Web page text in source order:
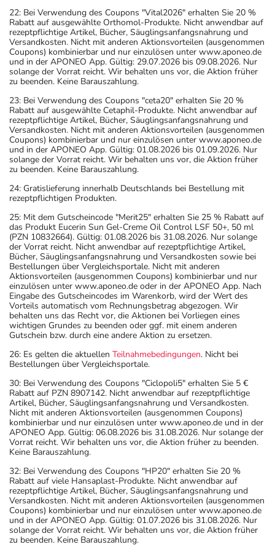
22: Bei Verwendung des Coupons "Vital2026" erhalten Sie 20 %
Rabatt auf ausgewählte Orthomol-Produkte. Nicht anwendbar auf
rezeptpflichtige Artikel, Bücher, Säuglingsanfangsnahrung und
Versandkosten. Nicht mit anderen Aktionsvorteilen (ausgenommen
Coupons) kombinierbar und nur einzulösen unter www.aponeo.de
und in der APONEO App. Gültig: 29.07.2026 bis 09.08.2026. Nur
solange der Vorrat reicht. Wir behalten uns vor, die Aktion früher
zu beenden. Keine Barauszahlung.
23: Bei Verwendung des Coupons "ceta20" erhalten Sie 20 %
Rabatt auf ausgewählte Cetaphil-Produkte. Nicht anwendbar auf
rezeptpflichtige Artikel, Bücher, Säuglingsanfangsnahrung und
Versandkosten. Nicht mit anderen Aktionsvorteilen (ausgenommen
Coupons) kombinierbar und nur einzulösen unter www.aponeo.de
und in der APONEO App. Gültig: 01.08.2026 bis 01.09.2026. Nur
solange der Vorrat reicht. Wir behalten uns vor, die Aktion früher
zu beenden. Keine Barauszahlung.
24: Gratislieferung innerhalb Deutschlands bei Bestellung mit
rezeptpflichtigen Produkten.
25: Mit dem Gutscheincode "Merit25" erhalten Sie 25 % Rabatt auf
das Produkt Eucerin Sun Gel-Creme Oil Control LSF 50+, 50 ml
(PZN 10832664). Gültig: 01.08.2026 bis 31.08.2026. Nur solange
der Vorrat reicht. Nicht anwendbar auf rezeptpflichtige Artikel,
Bücher, Säuglingsanfangsnahrung und Versandkosten sowie bei
Bestellungen über Vergleichsportale. Nicht mit anderen
Aktionsvorteilen (ausgenommen Coupons) kombinierbar und nur
einzulösen unter www.aponeo.de oder in der APONEO App. Nach
Eingabe des Gutscheincodes im Warenkorb, wird der Wert des
Vorteils automatisch vom Rechnungsbetrag abgezogen. Wir
behalten uns das Recht vor, die Aktionen bei Vorliegen eines
wichtigen Grundes zu beenden oder ggf. mit einem anderen
Gutschein bzw. durch eine andere Aktion zu ersetzen.
26: Es gelten die aktuellen Teilnahmebedingungen. Nicht bei
Bestellungen über Vergleichsportale.
30: Bei Verwendung des Coupons "Ciclopoli5" erhalten Sie 5 €
Rabatt auf PZN 8907142. Nicht anwendbar auf rezeptpflichtige
Artikel, Bücher, Säuglingsanfangsnahrung und Versandkosten.
Nicht mit anderen Aktionsvorteilen (ausgenommen Coupons)
kombinierbar und nur einzulösen unter www.aponeo.de und in der
APONEO App. Gültig: 06.08.2026 bis 31.08.2026. Nur solange der
Vorrat reicht. Wir behalten uns vor, die Aktion früher zu beenden.
Keine Barauszahlung.
32: Bei Verwendung des Coupons "HP20" erhalten Sie 20 %
Rabatt auf viele Hansaplast-Produkte. Nicht anwendbar auf
rezeptpflichtige Artikel, Bücher, Säuglingsanfangsnahrung und
Versandkosten. Nicht mit anderen Aktionsvorteilen (ausgenommen
Coupons) kombinierbar und nur einzulösen unter www.aponeo.de
und in der APONEO App. Gültig: 01.07.2026 bis 31.08.2026. Nur
solange der Vorrat reicht. Wir behalten uns vor, die Aktion früher
zu beenden. Keine Barauszahlung.